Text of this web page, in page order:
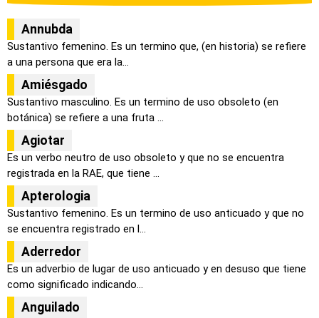
Annubda
Sustantivo femenino. Es un termino que, (en historia) se refiere
a una persona que era la...
Amiésgado
Sustantivo masculino. Es un termino de uso obsoleto (en
botánica) se refiere a una fruta ...
Agiotar
Es un verbo neutro de uso obsoleto y que no se encuentra
registrada en la RAE, que tiene ...
Apterologia
Sustantivo femenino. Es un termino de uso anticuado y que no
se encuentra registrado en l...
Aderredor
Es un adverbio de lugar de uso anticuado y en desuso que tiene
como significado indicando...
Anguilado